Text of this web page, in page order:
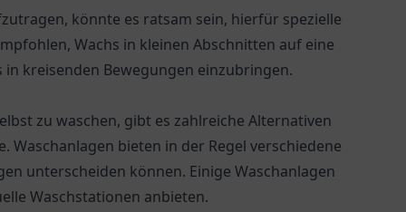
könnte es ratsam sein, hierfür spezielle
Wachs in kleinen Abschnitten auf eine
kreisenden Bewegungen einzubringen.
zu waschen, gibt es zahlreiche Alternativen
bieten in der Regel verschiedene
unterscheiden können. Einige Waschanlagen
Waschstationen anbieten.